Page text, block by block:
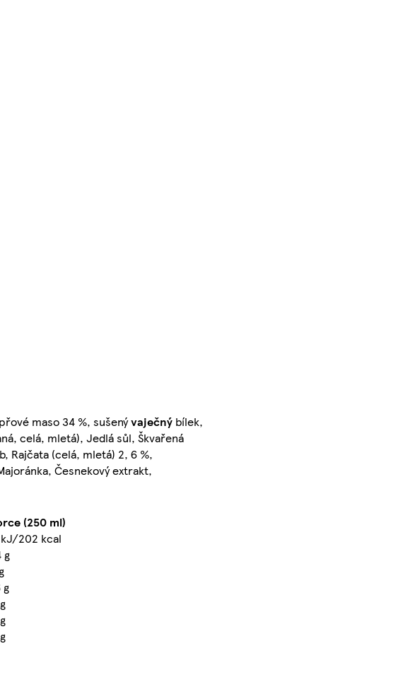
maso 34 %, sušenývaječný bílek,
celá, mletá), Jedlá sůl, Škvařená
Rajčata (celá, mletá) 2, 6 %,
Česnekový extrakt,
(250 ml)
kJ/202 kcal
g
g